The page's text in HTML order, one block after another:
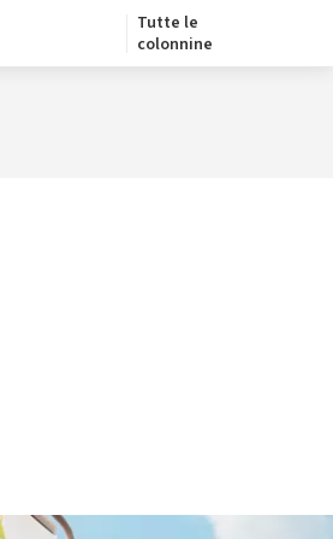
Tutte le
colonnine